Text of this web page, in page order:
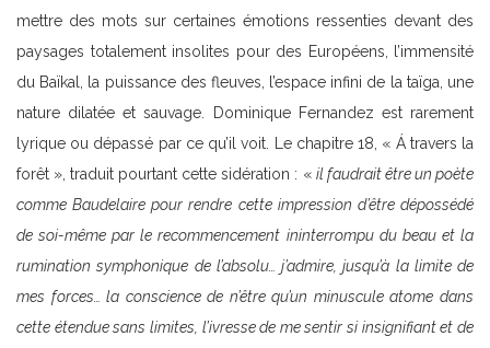
mettre des mots sur certaines émotions ressenties devant des
paysages totalement insolites pour des Européens, l’immensité
du Baïkal, la puissance des fleuves, l’espace infini de la taïga, une
nature dilatée et sauvage. Dominique Fernandez est rarement
lyrique ou dépassé par ce qu’il voit. Le chapitre 18, « Á travers la
forêt », traduit pourtant cette sidération : « il faudrait être un poète
comme Baudelaire pour rendre cette impression d’être dépossédé
de soi-même par le recommencement ininterrompu du beau et la
rumination symphonique de l’absolu… j’admire, jusqu’à la limite de
mes forces… la conscience de n’être qu’un minuscule atome dans
cette étendue sans limites, l’ivresse de me sentir si insignifiant et de